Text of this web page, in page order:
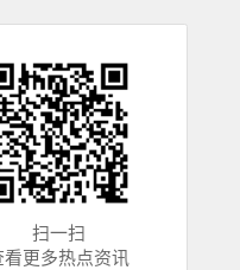
扫一扫
看更多热点资讯